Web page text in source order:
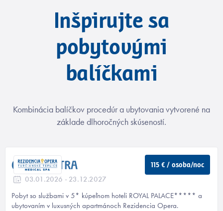
Inšpirujte sa
pobytovými
balíčkami
Kombinácia balíčkov procedúr a ubytovania vytvorené na
základe dlhoročných skúseností.
115 € / osoba/noc
OPERA EXTRA
03.01.2026 - 23.12.2027
Pobyt so službami v 5* kúpeľnom hoteli ROYAL PALACE***** a
ubytovaním v luxusných apartmánoch Rezidencia Opera.